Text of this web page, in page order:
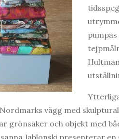
vägg med
grönsaker och objekt med